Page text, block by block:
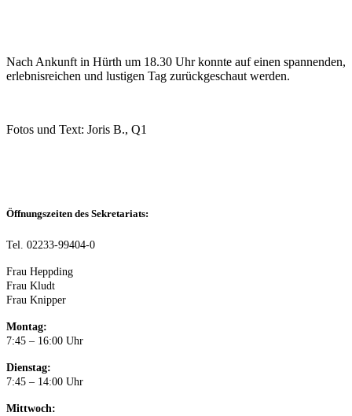
Nach Ankunft in Hürth um 18.30 Uhr konnte auf einen spannenden,
erlebnisreichen und lustigen Tag zurückgeschaut werden.
Fotos und Text: Joris B., Q1
Öffnungszeiten des Sekretariats:
Tel. 02233-99404-0
Frau Heppding
Frau Kludt
Frau Knipper
Montag:
7:45 – 16:00 Uhr
Dienstag:
7:45 – 14:00 Uhr
Mittwoch: